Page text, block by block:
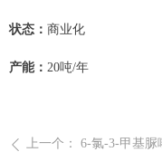
ꄴ 上一个：
6-氯-3-甲基脲
状态： 商业化
产能： 20吨/年